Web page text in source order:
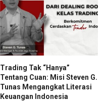
Trading Tak “Hanya”
Tentang Cuan: Misi Steven G.
Tunas Mengangkat Literasi
Keuangan Indonesia